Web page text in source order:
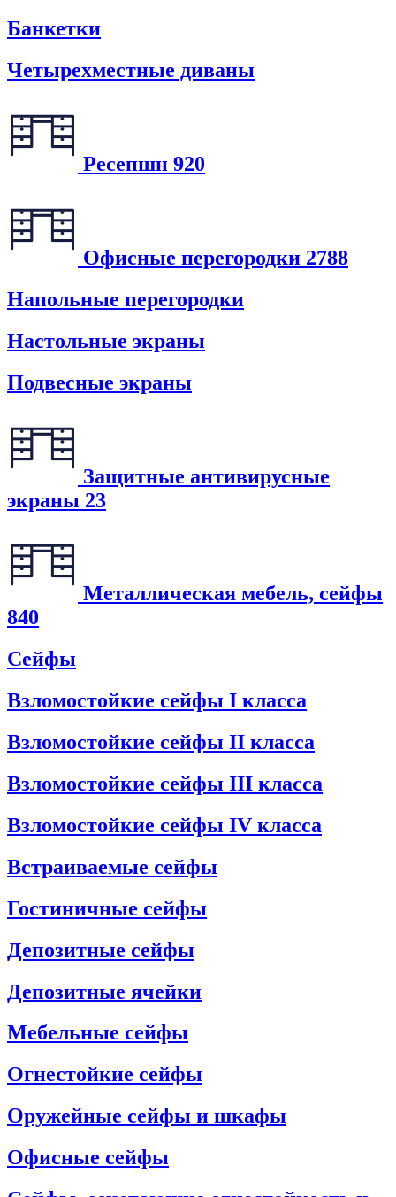
Банкетки
Четырехместные диваны
Ресепшн 920
Офисные перегородки 2788
Напольные перегородки
Настольные экраны
Подвесные экраны
Защитные антивирусные
экраны 23
Металлическая мебель, сейфы
840
Сейфы
Взломостойкие сейфы I класса
Взломостойкие сейфы II класса
Взломостойкие сейфы III класса
Взломостойкие сейфы IV класса
Встраиваемые сейфы
Гостиничные сейфы
Депозитные сейфы
Депозитные ячейки
Мебельные сейфы
Огнестойкие сейфы
Оружейные сейфы и шкафы
Офисные сейфы